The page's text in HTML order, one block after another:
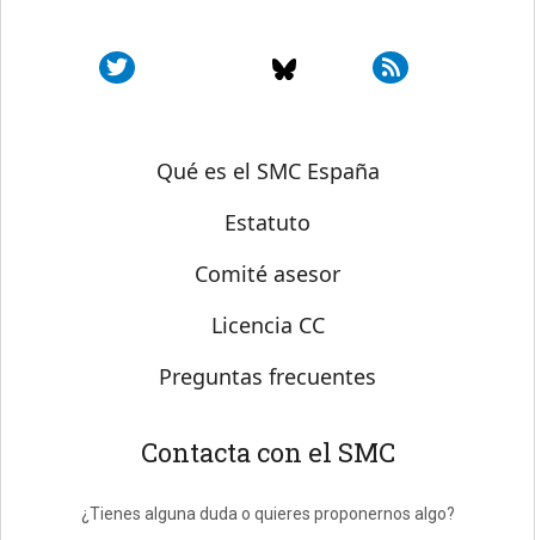
Sobre SMC España
Qué es el SMC España
Estatuto
Comité asesor
Licencia CC
Preguntas frecuentes
Contacta con el SMC
¿Tienes alguna duda o quieres proponernos algo?